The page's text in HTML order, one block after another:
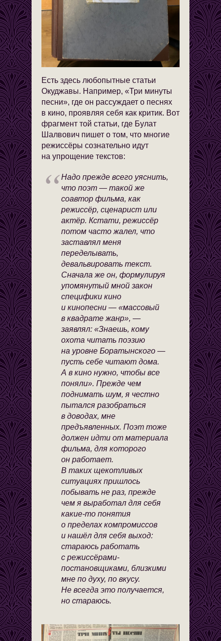
Есть здесь любопытные статьи
Окуджавы. Например, «Три минуты
песни», где он рассуждает о песнях
в кино, проявляя себя как критик. Вот
фрагмент той статьи, где Булат
Шалвович пишет о том, что многие
режиссёры сознательно идут
на упрощение текстов:
Надо прежде всего уяснить,
что поэт — такой же
соавтор фильма, как
режиссёр, сценарист или
актёр. Кстати, режиссёр
потом часто жалел, что
заставлял меня
переделывать,
девальвировать текст.
Сначала же он, формулируя
упомянутый мной закон
специфики кино
и кинопесни — «массовый
в квадрате жанр», —
заявлял: «Знаешь, кому
охота читать поэзию
на уровне Боратынского —
пусть себе читают дома.
А в кино нужно, чтобы все
поняли». Прежде чем
поднимать шум, я честно
пытался разобраться
в доводах, мне
предъявленных. Поэт тоже
должен идти от материала
фильма, для которого
он работает.
В таких щекотливых
ситуациях пришлось
побывать не раз, прежде
чем я выработал для себя
какие-то понятия
о пределах компромиссов
и нашёл для себя выход:
стараюсь работать
с режиссёрами-
постановщиками, близкими
мне по духу, по вкусу.
Не всегда это получается,
но стараюсь.